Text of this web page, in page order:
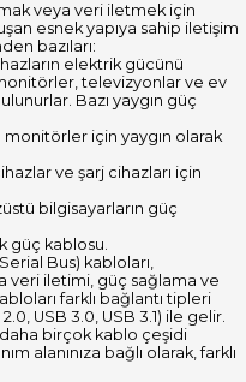
veya veri iletmek için
esnek yapıya sahip iletişim
bazıları:
elektrik gücünü
televizyonlar ve ev
Bazı yaygın güç
monitörler için yaygın olarak
ve şarj cihazları için
bilgisayarların güç
güç kablosu.
Bus) kabloları,
veri iletimi, güç sağlama ve
farklı bağlantı tipleri
USB 3.0, USB 3.1) ile gelir.
birçok kablo çeşidi
alanınıza bağlı olarak, farklı